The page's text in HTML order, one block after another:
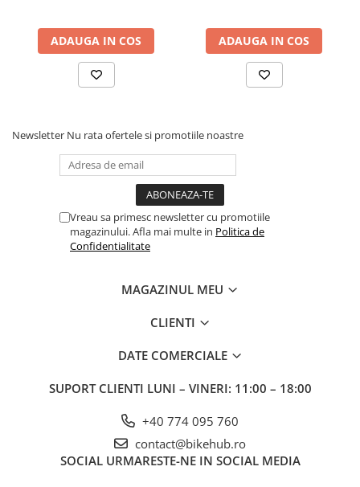
ADAUGA IN COS ADAUGA IN COS
Newsletter Nu rata ofertele si promotiile noastre
Vreau sa primesc newsletter cu promotiile
magazinului. Afla mai multe in Politica de
Confidentialitate
MAGAZINUL MEU
CLIENTI
DATE COMERCIALE
SUPORT CLIENTI LUNI – VINERI: 11:00 – 18:00
+40 774 095 760
contact@bikehub.ro
SOCIAL URMARESTE-NE IN SOCIAL MEDIA